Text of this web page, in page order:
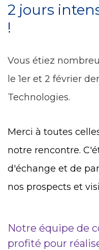
2 jours
!
Vous étiez
le 1er et 2 février
Technologies.
Merci à toutes
notre rencontre.
d'échange et de
nos prospects et
Notre équipe de
profité pour